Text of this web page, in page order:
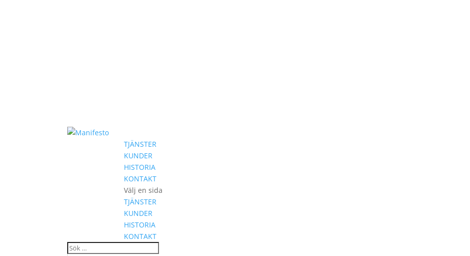
TJÄNSTER
KUNDER
HISTORIA
KONTAKT
Välj en sida
TJÄNSTER
KUNDER
HISTORIA
KONTAKT